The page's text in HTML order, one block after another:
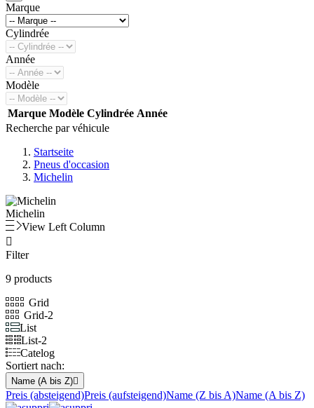
Marque
Cylindrée
Année
Modèle
Marque Modèle Cylindrée Année
Recherche par véhicule
Startseite
Pneus d'occasion
Michelin
Michelin
View Left Column

Filter
9 products
Grid
Grid-2
List
List-2
Catelog
Sortiert nach:
Name (A bis Z)
Preis (absteigend)Preis (aufsteigend)Name (Z bis A)Name (A bis Z)